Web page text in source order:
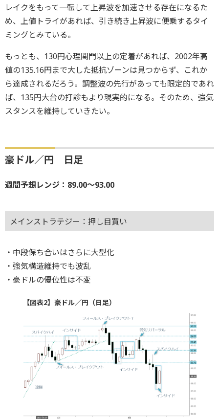
レイクをもって一転して上昇波を加速させる存在になるた
め、上値トライがあれば、引き続き上昇波に便乗するタイ
ミングとみている。
もっとも、130円心理関門以上の定着があれば、2002年高
値の135.16円まで大した抵抗ゾーンは見つからず、これか
ら達成されるだろう。調整波の先行があっても限定的であれ
ば、135円大台の打診もより現実的になる。そのため、強気
スタンスを維持していきたい。
豪ドル／円 日足
週間予想レンジ：89.00～93.00
メインストラテジー：押し目買い
・中段保ち合いはさらに大型化
・強気構造維持でも波乱
・豪ドルの優位性は不変
【図表2】豪ドル／円（日足）